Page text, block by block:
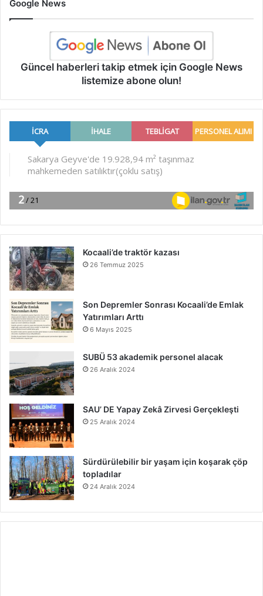
Google News
Güncel haberleri takip etmek için Google News
listemize abone olun!
Kocaali’de traktör kazası
26 Temmuz 2025
Son Depremler Sonrası Kocaali’de Emlak
Yatırımları Arttı
6 Mayıs 2025
SUBÜ 53 akademik personel alacak
26 Aralık 2024
SAU’ DE Yapay Zekâ Zirvesi Gerçekleşti
25 Aralık 2024
Sürdürülebilir bir yaşam için koşarak çöp
topladılar
24 Aralık 2024